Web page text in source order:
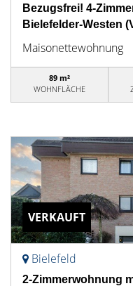
Bezugsfrei! 4-
Bielefelder-Westen
Maisonettewohnung
89 m²
WOHNFLÄCHE
VERKAUFT
Bielefeld
2-Zimmerwohnung